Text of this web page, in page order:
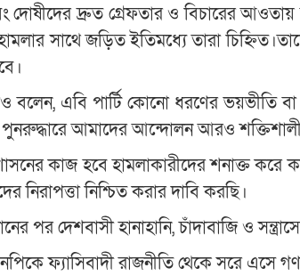
দোষীদের দ্রুত গ্রেফতার ও বিচারের আওতায়
হামলার সাথে জড়িত ইতিমধ্যে তারা
বলেন, এবি পার্টি কোনো ধরণের ভয়ভীতি
পুনরুদ্ধারে আমাদের আন্দোলন আরও
কাজ হবে হামলাকারীদের শনাক্ত
নিরাপত্তা নিশ্চিত করার দাবি করছি।
পর দেশবাসী হানাহানি, চাঁদাবাজি ও
ফ্যাসিবাদী রাজনীতি থেকে সরে এসে